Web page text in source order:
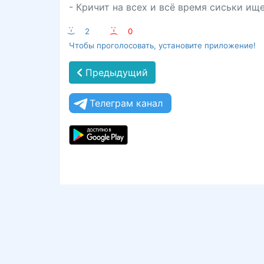
- Кричит на всех и всё время сиськи
:-) 2 :-(
0
Чтобы проголосовать, установите приложение!
Предыдущий
Телеграм канал